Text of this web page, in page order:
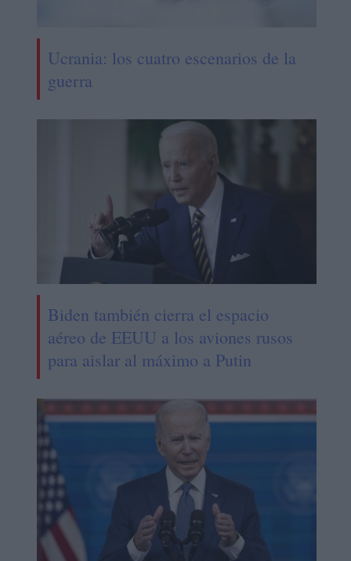
Ucrania: los cuatro escenarios de la
guerra
Biden también cierra el espacio
aéreo de EEUU a los aviones rusos
para aislar al máximo a Putin